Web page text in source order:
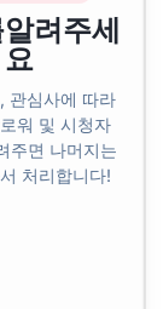
알려주세
요
관심사에 따라
워 및 시청자
주면 나머지는
처리합니다!